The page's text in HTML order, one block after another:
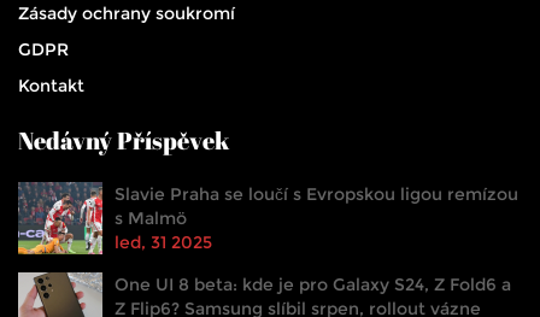
Zásady ochrany soukromí
GDPR
Kontakt
Nedávný Příspěvek
Slavie Praha se loučí s Evropskou ligou remízou
s Malmö
led, 31 2025
One UI 8 beta: kde je pro Galaxy S24, Z Fold6 a
Z Flip6? Samsung slíbil srpen, rollout vázne